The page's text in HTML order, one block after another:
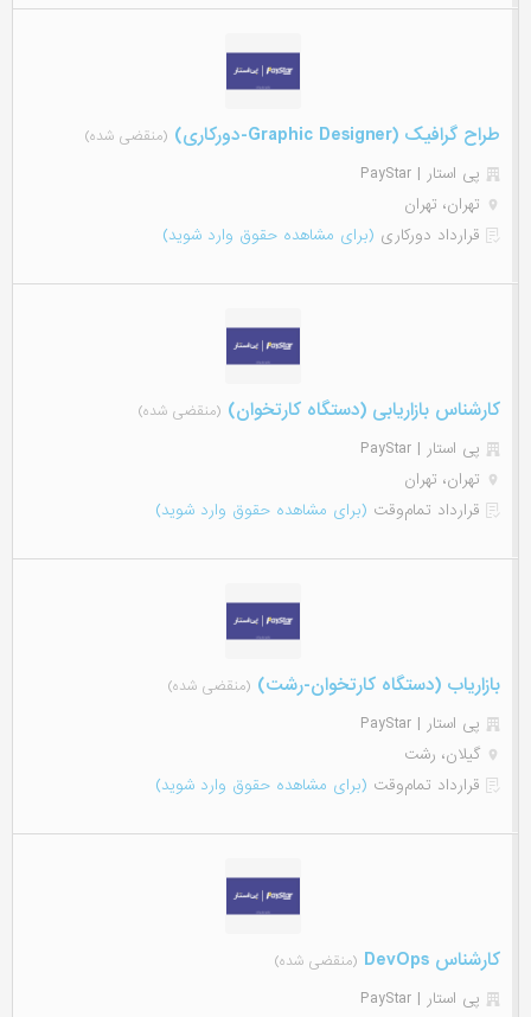
طراح گرافیک (Graphic Designer-دورکاری) (منقضی شده)
پی استار | PayStar
تهران، تهران
قرارداد دورکاری (برای مشاهده حقوق وارد شوید)
کارشناس بازاریابی (دستگاه کارتخوان) (منقضی شده)
پی استار | PayStar
تهران، تهران
قرارداد تمام‌وقت (برای مشاهده حقوق وارد شوید)
بازاریاب (دستگاه کارتخوان-رشت) (منقضی شده)
پی استار | PayStar
گیلان، رشت
قرارداد تمام‌وقت (برای مشاهده حقوق وارد شوید)
کارشناس DevOps (منقضی شده)
پی استار | PayStar